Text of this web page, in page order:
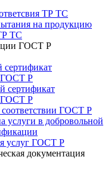
ТР ТС
на продукцию
ТС
ГОСТ Р
сертификат
ГОСТ Р
сертификат
ГОСТ Р
соответствии ГОСТ Р
услуги в добровольной
услуг ГОСТ Р
документация